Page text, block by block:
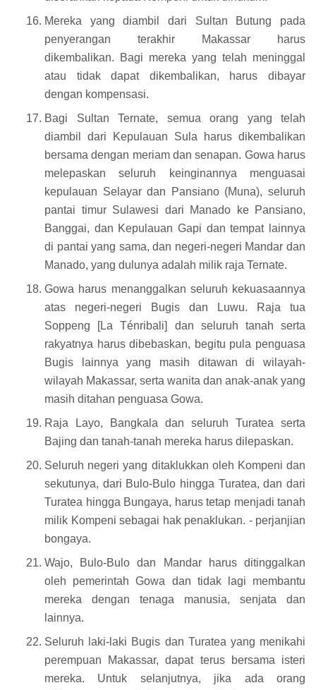
Mereka yang diambil dari Sultan Butung pada
penyerangan terakhir Makassar harus
dikembalikan. Bagi mereka yang telah meninggal
atau tidak dapat dikembalikan, harus dibayar
dengan kompensasi.
Bagi Sultan Ternate, semua orang yang telah
diambil dari Kepulauan Sula harus dikembalikan
bersama dengan meriam dan senapan. Gowa harus
melepaskan seluruh keinginannya menguasai
kepulauan Selayar dan Pansiano (Muna), seluruh
pantai timur Sulawesi dari Manado ke Pansiano,
Banggai, dan Kepulauan Gapi dan tempat lainnya
di pantai yang sama, dan negeri-negeri Mandar dan
Manado, yang dulunya adalah milik raja Ternate.
Gowa harus menanggalkan seluruh kekuasaannya
atas negeri-negeri Bugis dan Luwu. Raja tua
Soppeng [La Ténribali] dan seluruh tanah serta
rakyatnya harus dibebaskan, begitu pula penguasa
Bugis lainnya yang masih ditawan di wilayah-
wilayah Makassar, serta wanita dan anak-anak yang
masih ditahan penguasa Gowa.
Raja Layo, Bangkala dan seluruh Turatea serta
Bajing dan tanah-tanah mereka harus dilepaskan.
Seluruh negeri yang ditaklukkan oleh Kompeni dan
sekutunya, dari Bulo-Bulo hingga Turatea, dan dari
Turatea hingga Bungaya, harus tetap menjadi tanah
milik Kompeni sebagai hak penaklukan. - perjanjian
bongaya.
Wajo, Bulo-Bulo dan Mandar harus ditinggalkan
oleh pemerintah Gowa dan tidak lagi membantu
mereka dengan tenaga manusia, senjata dan
lainnya.
Seluruh laki-laki Bugis dan Turatea yang menikahi
perempuan Makassar, dapat terus bersama isteri
mereka. Untuk selanjutnya, jika ada orang